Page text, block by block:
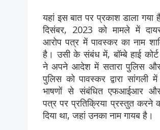
यहां इस बात पर प्रकाश डाला गया
दिसंबर, 2023 को मामले में
आरोप पत्र में पावस्कर का नाम
है। उसी के संबंध में, बॉम्बे हाई
ने अपने आदेश में सतारा पुलिस और
पुलिस को पावस्कर द्वारा सांगली
भाषणों से संबंधित एफआईआर
पत्र पर प्रतिक्रिया प्रस्तुत करने
दिया था, जहां उनका नाम गायब है।